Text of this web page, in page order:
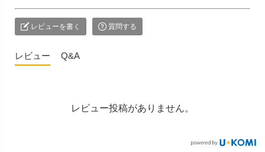
レビューを書く 質問する
レビュー Q&A
レビュー投稿がありません。